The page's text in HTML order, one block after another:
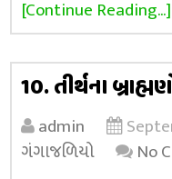
[Continue Reading...]
10. તીર્થના
admin
ગંગાજળિયો
No